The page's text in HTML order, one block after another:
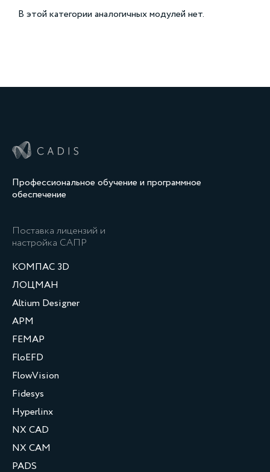
В этой категории аналогичных модулей нет.
Профессиональное обучение и программное
обеспечение
Поставка лицензий и
настройка САПР
КОМПАС 3D
ЛОЦМАН
Altium Designer
APM
FEMAP
FloEFD
FlowVision
Fidesys
Hyperlinx
NX CAD
NX CAM
PADS